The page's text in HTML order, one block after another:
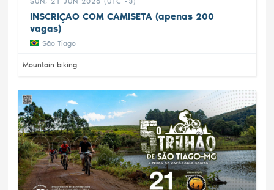
INSCRIÇÃO COM CAMISETA (apenas 200
vagas)
São Tiago
Mountain biking